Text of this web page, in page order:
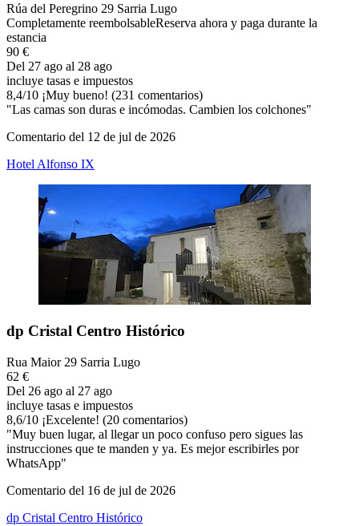
Rúa del Peregrino 29 Sarria Lugo
Completamente reembolsableReserva ahora y paga durante la
estancia
90 €
Del 27 ago al 28 ago
incluye tasas e impuestos
8,4/10 ¡Muy bueno! (231 comentarios)
"Las camas son duras e incómodas. Cambien los colchones"
Comentario del 12 de jul de 2026
Hotel Alfonso IX
dp Cristal Centro Histórico
Rua Maior 29 Sarria Lugo
62 €
Del 26 ago al 27 ago
incluye tasas e impuestos
8,6/10 ¡Excelente! (20 comentarios)
"Muy buen lugar, al llegar un poco confuso pero sigues las
instrucciones que te manden y ya. Es mejor escribirles por
WhatsApp"
Comentario del 16 de jul de 2026
dp Cristal Centro Histórico